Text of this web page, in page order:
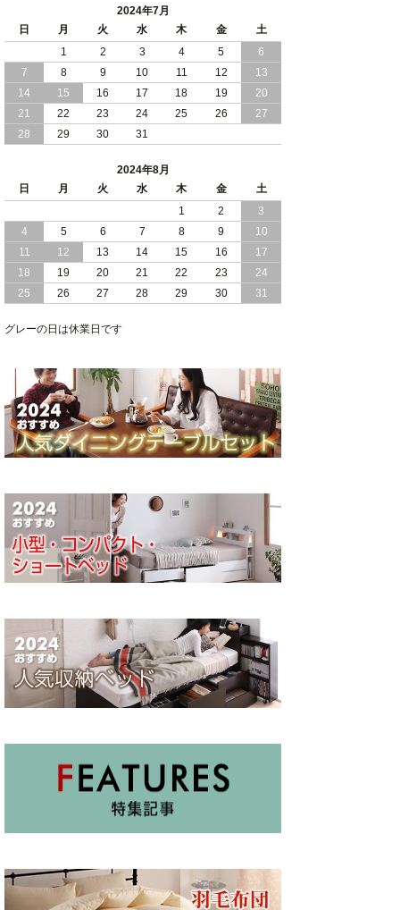
全長190cm ショート丈 コンパクト 大容
量 収納力 の 跳ね上げ （ リフトアップ
） 式 ベッド 横開き 日本製
2024/05/27
日本製 大容量 収納 跳ね上げ式 リフト
アップ 横開き ヘッドボードレス ベッド
組立設置サービス付
2024/05/21
日本製 大容量 収納 跳ね上げ式 リフト
組立設置付
日本製 大容量 収納 跳ね上げ式 （ リフ
トアップ ） ベッド 横開き ヘッドボー
ド 組立設置 付き
2024/04/25
日本製 収納 跳ね上げ式 リフトアップ
ベッド 縦開き ヘッドボード 組立設置サ
2024年7月
日
月 火 水 木 金
土
1
2 3 4 5
6
7
8 9 10 11 12
13
14
15 16 17 18 19
20
21
22 23 24 25 26
27
28
29 30 31
2024年8月
日
月 火 水 木 金
土
1
2
3
4
5 6 7 8 9
10
11
12 13 14 15 16
17
18
19 20 21 22 23
24
25
26 27 28 29 30 31
グレーの日は休業日です